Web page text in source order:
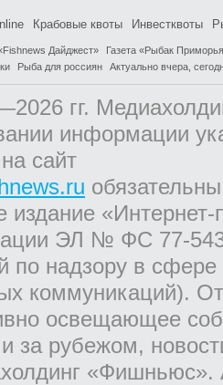
Крабовые квоты Инвестквоты
Дайджест»
Газета «Рыбак
Рыба для россиян Актуально вчера,
гг.
информации
сайт
издание
ЭЛ № ФС 77-
по надзору в
коммуникаций).
освещающее
за рубежом,
«Фишньюс».